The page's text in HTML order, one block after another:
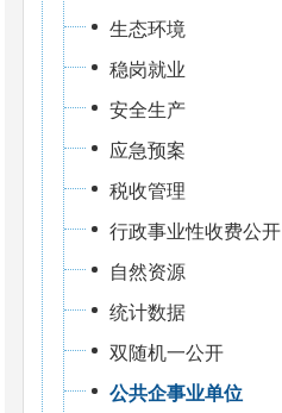
生态环境
稳岗就业
安全生产
应急预案
税收管理
行政事业性收费公开
自然资源
统计数据
双随机一公开
公共企事业单位